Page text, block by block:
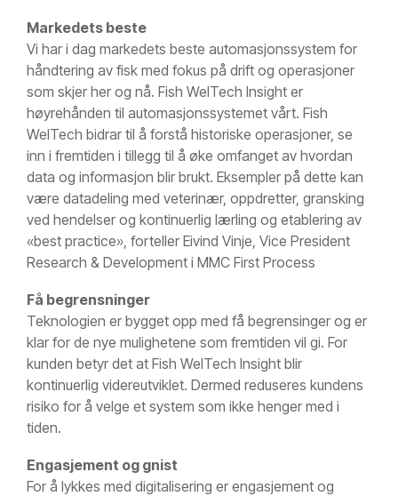
Markedets beste
Vi har i dag markedets beste automasjonssystem for
håndtering av fisk med fokus på drift og operasjoner
som skjer her og nå. Fish WelTech Insight er
høyrehånden til automasjonssystemet vårt. Fish
WelTech bidrar til å forstå historiske operasjoner, se
inn i fremtiden i tillegg til å øke omfanget av hvordan
data og informasjon blir brukt. Eksempler på dette kan
være datadeling med veterinær, oppdretter, gransking
ved hendelser og kontinuerlig lærling og etablering av
«best practice», forteller Eivind Vinje, Vice President
Research & Development i MMC First Process
Få begrensninger
Teknologien er bygget opp med få begrensinger og er
klar for de nye mulighetene som fremtiden vil gi. For
kunden betyr det at Fish WelTech Insight blir
kontinuerlig videreutviklet. Dermed reduseres kundens
risiko for å velge et system som ikke henger med i
tiden.
Engasjement og gnist
For å lykkes med digitalisering er engasjement og